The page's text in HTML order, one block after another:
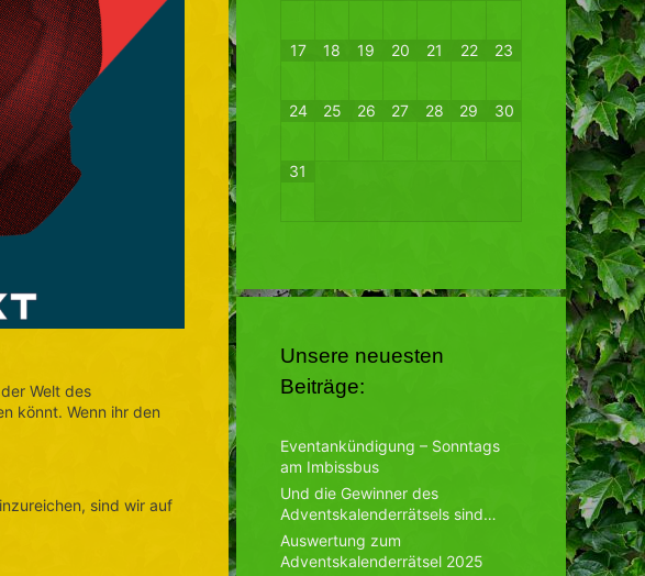
Welt des
könnt. Wenn ihr den
sind wir auf
17 18 19 20 21 22 23
24 25 26 27 28 29 30
31
Unsere neuesten
Beiträge:
Eventankündigung – Sonntags
am Imbissbus
Und die Gewinner des
Adventskalenderrätsels sind…
Auswertung zum
Adventskalenderrätsel 2025